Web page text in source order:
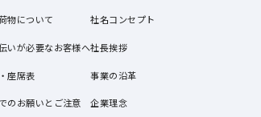
物について
いが必要なお客様へ
座席表
のお願いとご注意
社名コンセプト
社長挨拶
事業の沿革
企業理念